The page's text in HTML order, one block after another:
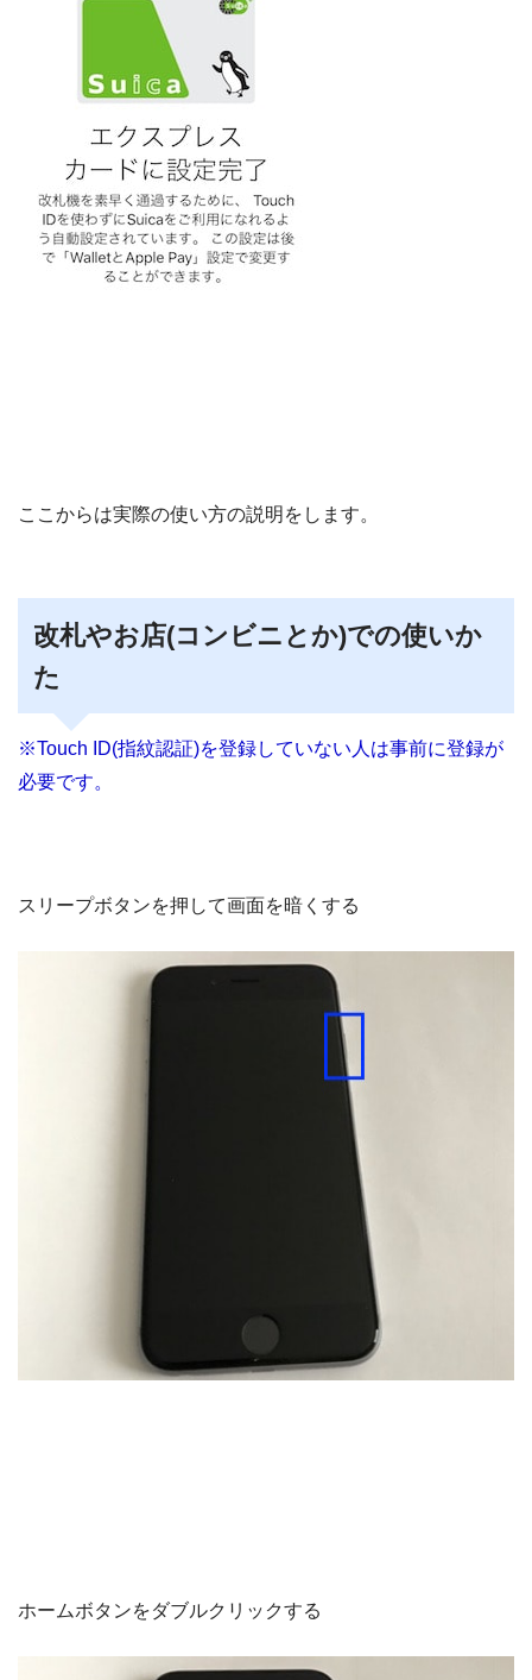
ここからは実際の使い方の説明をします。
改札やお店(コンビニとか)での使いか
た
※Touch ID(指紋認証)を登録していない人は事前に登録が
必要です。
スリープボタンを押して画面を暗くする
ホームボタンをダブルクリックする